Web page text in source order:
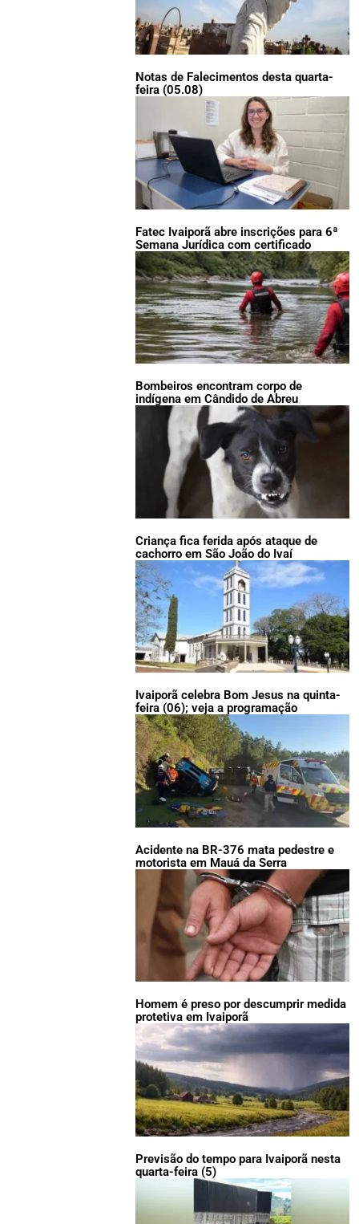
Notas de Falecimentos desta quarta-
feira (05.08)
Fatec Ivaiporã abre inscrições para 6ª
Semana Jurídica com certificado
Bombeiros encontram corpo de
indígena em Cândido de Abreu
Criança fica ferida após ataque de
cachorro em São João do Ivaí
Ivaiporã celebra Bom Jesus na quinta-
feira (06); veja a programação
Acidente na BR-376 mata pedestre e
motorista em Mauá da Serra
Homem é preso por descumprir medida
protetiva em Ivaiporã
Previsão do tempo para Ivaiporã nesta
quarta-feira (5)